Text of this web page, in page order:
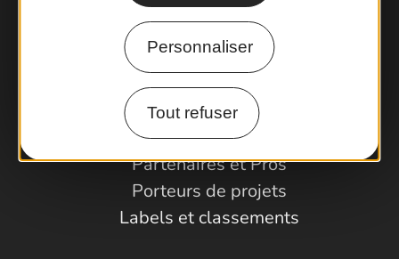
Personnaliser
Tout refuser
Comment venir ?
Espace Pro
Observatoire
Partenaires et Pros
Porteurs de projets
Labels et classements